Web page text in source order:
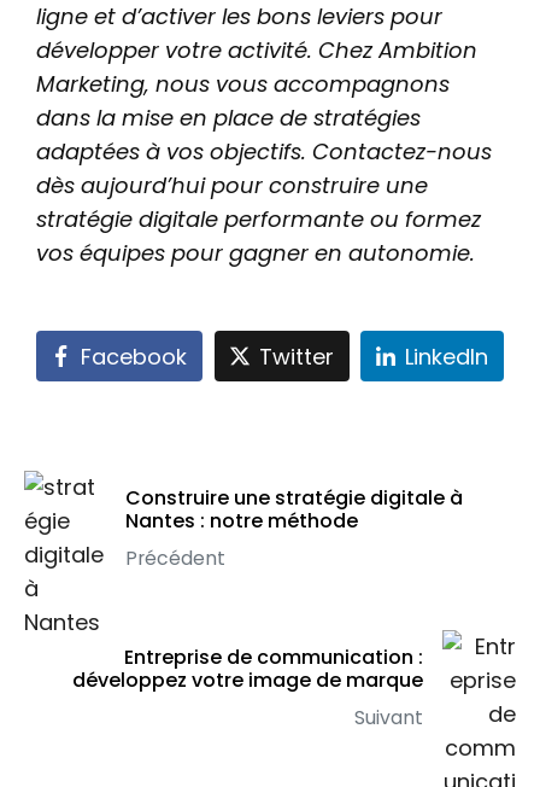
ligne et d’activer les bons leviers pour
développer votre activité. Chez Ambition
Marketing, nous vous accompagnons
dans la mise en place de stratégies
adaptées à vos objectifs. Contactez-nous
dès aujourd’hui pour construire une
stratégie digitale performante ou formez
vos équipes pour gagner en autonomie.
Facebook Twitter LinkedIn
Construire une stratégie digitale à
Nantes : notre méthode
Précédent
Entreprise de communication :
développez votre image de marque
Suivant